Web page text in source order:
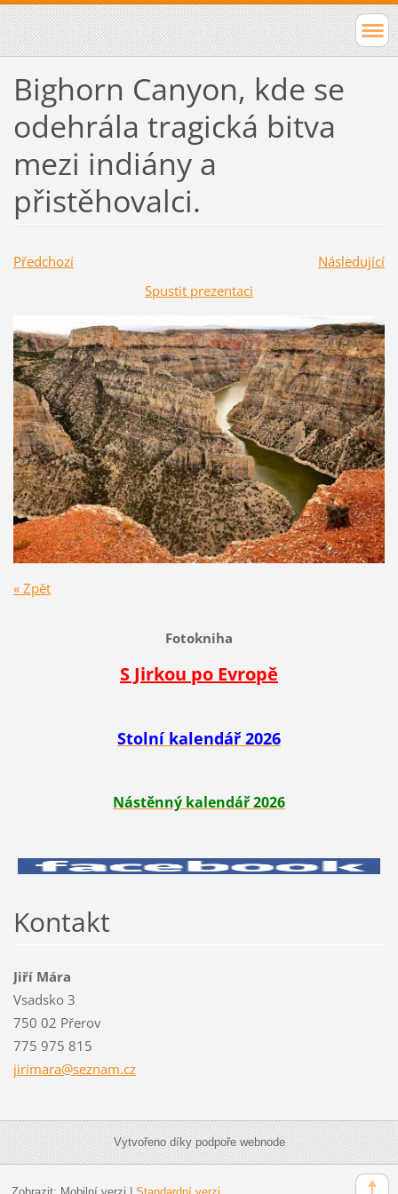
Bighorn Canyon, kde se
odehrála tragická bitva
mezi indiány a
přistěhovalci.
Předchozí
Následující
Spustit prezentaci
« Zpět
Fotokniha
S Jirkou po Evropě
Stolní kalendář 2026
Nástěnný kalendář 2026
Kontakt
Jiří Mára
Vsadsko 3
750 02 Přerov
775 975 815
jirimara@seznam.cz
Vytvořeno díky podpoře webnode